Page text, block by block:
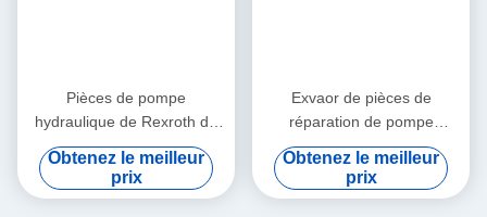
Pièces de pompe
hydraulique de Rexroth de
reconstruction pour 320 325
excavatrice 330 328
Obtenez le meilleur
prix
Exvaor de pièces de
réparation de pompe
hydraulique d'A8VO80
Rexroth réparant l'OIN
Obtenez le meilleur
prix